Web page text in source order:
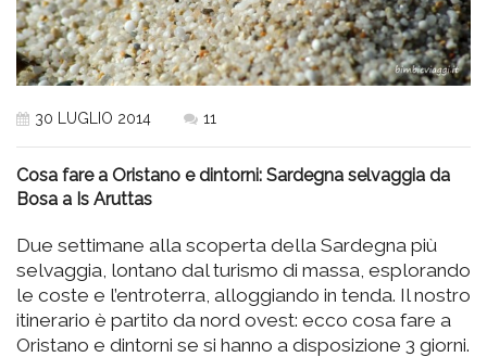
30 LUGLIO 2014 11
Cosa fare a Oristano e dintorni: Sardegna selvaggia da
Bosa a Is Aruttas
Due settimane alla scoperta della Sardegna più
selvaggia, lontano dal turismo di massa, esplorando
le coste e l’entroterra, alloggiando in tenda. Il nostro
itinerario è partito da nord ovest: ecco cosa fare a
Oristano e dintorni se si hanno a disposizione 3 giorni.